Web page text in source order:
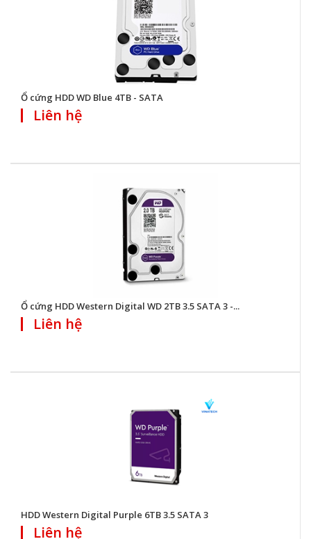
Ổ cứng HDD WD Blue 4TB - SATA
Liên hệ
Ổ cứng HDD Western Digital WD 2TB 3.5 SATA 3 -...
Liên hệ
HDD Western Digital Purple 6TB 3.5 SATA 3
Liên hệ